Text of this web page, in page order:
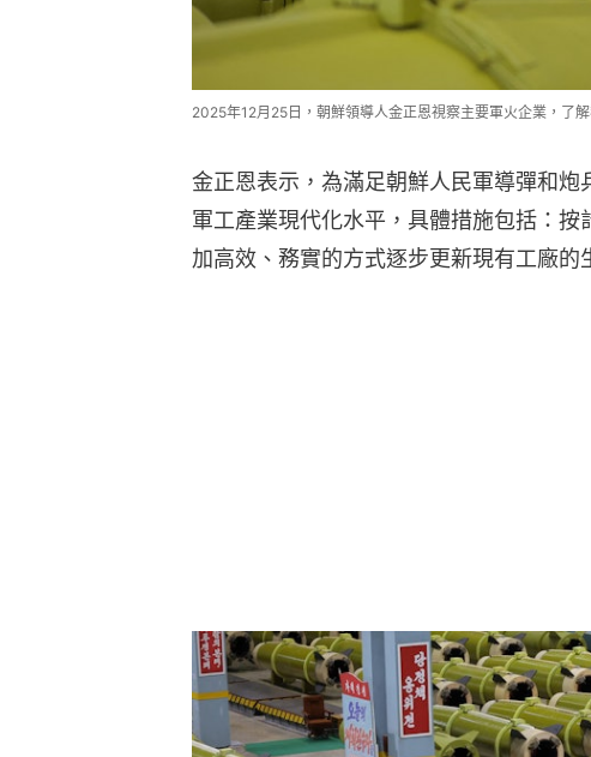
2025年12月25日，朝鮮領導人金正恩視察主要軍火企業，了
金正恩表示，為滿足朝鮮人民軍導彈和
軍工產業現代化水平，具體措施包括：
加高效、務實的方式逐步更新現有工廠的